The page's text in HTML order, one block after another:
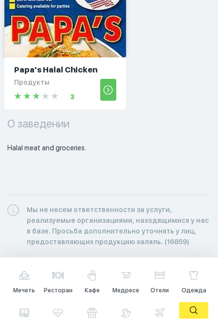
Papa's Halal Chicken
Продукты
3
О заведении
Halal meat and groceries.
Мы не несем ответственности за услуги,
реализуемые организациями, находящимися у нас
в базе. Просьба дополнительно уточнять у лиц,
предоставляющих продукцию халяль. (16859)
Мечеть Ресторан Кафе Медресе Отели Одежда